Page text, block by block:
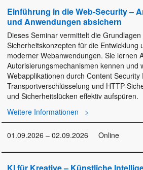
Einführung in die Web-Security –
und Anwendungen absichern
Dieses Seminar vermittelt die Grundlagen
Sicherheitskonzepten für die Entwicklung
moderner Webanwendungen. Sie lernen
Autorisierungsmechanismen kennen und
Webapplikationen durch Content Security
Transportverschlüsselung und HTTP-
und Sicherheitslücken effektiv aufspüren.
Weitere Informationen
01.09.2026 – 02.09.2026 Online